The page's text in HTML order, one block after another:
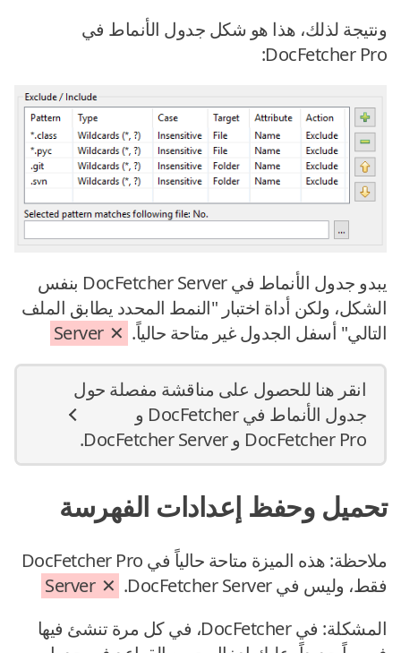
ونتيجة لذلك، هذا هو شكل جدول الأنماط في
DocFetcher Pro:
يبدو جدول الأنماط في DocFetcher Server بنفس
الشكل، ولكن أداة اختبار "‮النمط المحدد يطابق الملف
التالي" أسفل الجدول غير متاحة حالياً.
Server
انقر هنا للحصول على مناقشة مفصلة حول
جدول الأنماط في DocFetcher و
DocFetcher Pro و DocFetcher Server.
تحميل وحفظ إعدادات الفهرسة
ملاحظة: هذه الميزة متاحة حالياً في DocFetcher Pro
فقط، وليس في DocFetcher Server.
Server
المشكلة: في DocFetcher، في كل مرة تنشئ فيها